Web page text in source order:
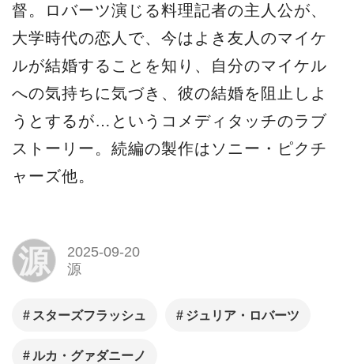
督。ロバーツ演じる料理記者の主人公が、
大学時代の恋人で、今はよき友人のマイケ
ルが結婚することを知り、自分のマイケル
への気持ちに気づき、彼の結婚を阻止しよ
うとするが…というコメディタッチのラブ
ストーリー。続編の製作はソニー・ピクチ
ャーズ他。
源
2025-09-20
源
スターズフラッシュ ジュリア・ロバーツ
ルカ・グァダニーノ